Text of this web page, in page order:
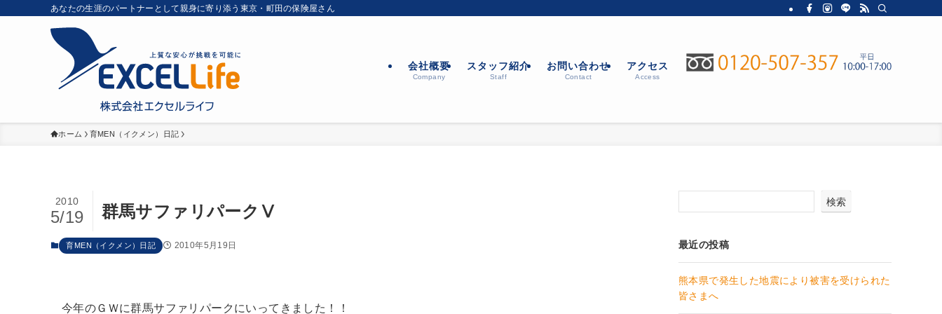
あなたの生涯のパートナーとして親身に寄り添う東京・町田の保険屋さん
会社概要
Company
スタッフ紹介
Staff
お問い合わせ
Contact
アクセス
Access
ホーム 育MEN（イクメン）日記
群馬サファリパークⅤ
2010
5/19
育MEN（イクメン）日記 2010年5月19日
今年のＧＷに群馬サファリパークにいってきました！！
検索
最近の投稿
熊本県で発生した地震により被害を受けられた
皆さまへ